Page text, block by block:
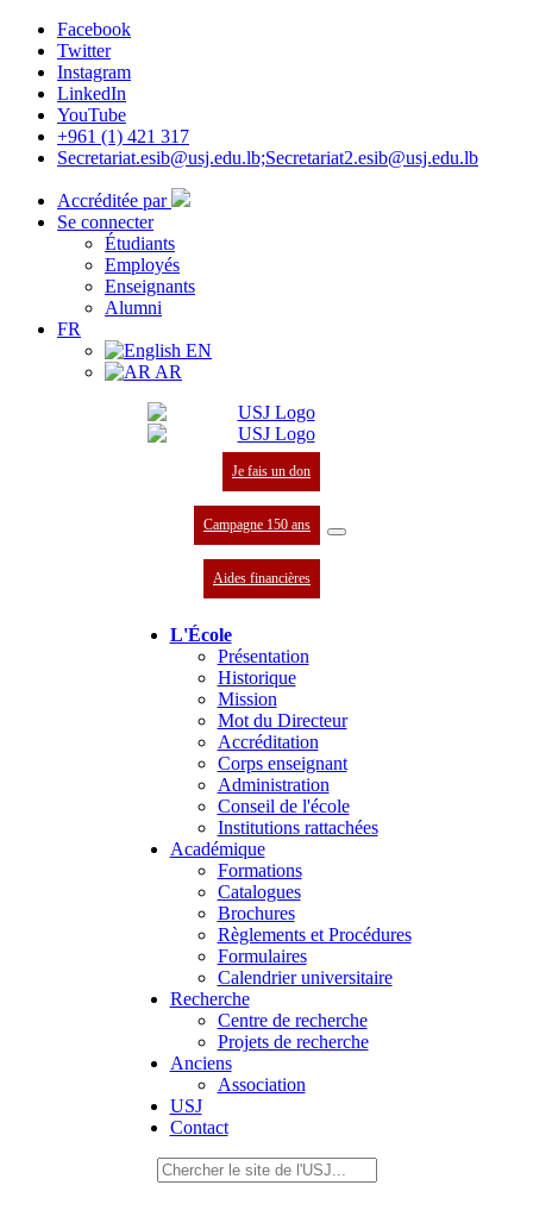
Facebook
Twitter
Instagram
LinkedIn
YouTube
+961 (1) 421 317
Secretariat.esib@usj.edu.lb;Secretariat2.esib@usj.edu.lb
Accréditée par
Se connecter
Étudiants
Employés
Enseignants
Alumni
FR
EN
AR
Je fais un don
Campagne 150 ans
Aides financières
L'École
Présentation
Historique
Mission
Mot du Directeur
Accréditation
Corps enseignant
Administration
Conseil de l'école
Institutions rattachées
Académique
Formations
Catalogues
Brochures
Règlements et Procédures
Formulaires
Calendrier universitaire
Recherche
Centre de recherche
Projets de recherche
Anciens
Association
USJ
Contact